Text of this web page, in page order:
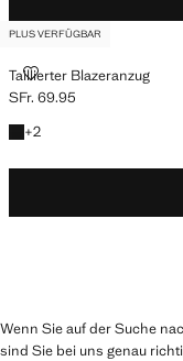
PLUS VERFÜGBAR
Taillierter Blazeranzug
TAILLIERTER
Aktueller Preis [SFr. 69.95 ]
SFr. 69.95
+2
+ 2 Farben
Wenn Sie auf der Suche
sind Sie bei uns genau